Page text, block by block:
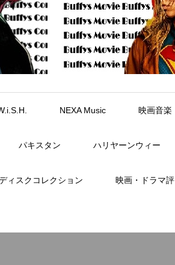
NEXA Music 映画音楽
パキスタン ハリヤーンウィー
ィスクコレクション 映画・ドラマ評